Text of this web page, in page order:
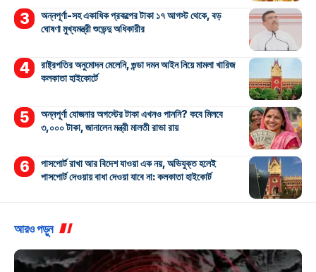
অন্নপূর্ণা-সহ একাধিক প্রকল্পের টাকা ১৭ আগস্ট থেকে, বড়
ঘোষণা মুখ্যমন্ত্রী শুভেন্দু অধিকারীর
রাষ্ট্রপতির অনুমোদন মেলেনি, গুন্ডা দমন আইন নিয়ে মামলা খারিজ
কলকাতা হাইকোর্টে
অন্নপূর্ণা যোজনার অগস্টের টাকা এখনও পাননি? কবে মিলবে
৩,০০০ টাকা, জানালেন মন্ত্রী মালতী রাভা রায়
পাসপোর্ট রাখা আর বিদেশ যাওয়া এক নয়, অভিযুক্ত হলেই
পাসপোর্ট দেওয়ায় বাধা দেওয়া যাবে না: কলকাতা হাইকোর্ট
আরও পড়ুন